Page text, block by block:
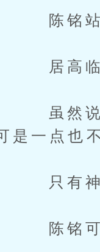
陈铭站在
居高临下
虽然说着
是一点也
只有神力
陈铭可不